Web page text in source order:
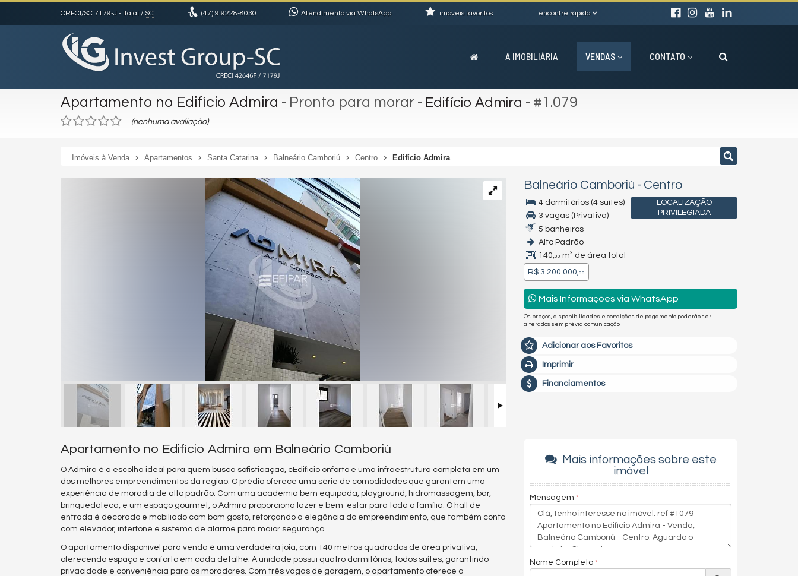
CRECI/SC 7179-J - Itajaí / SC (47) 9.9228-8030 Atendimento via WhatsApp encontre rápido
imóveis favoritos
A IMOBILIÁRIA VENDAS CONTATO
Apartamento no Edifício Admira - Pronto para morar - Edifício Admira - #1.079
(nenhuma avaliação)
Imóveis à Venda Apartamentos Santa Catarina Balneário Camboriú Centro Edifício Admira
Balneário Camboriú - Centro
LOCALIZAÇÃO
PRIVILEGIADA
4 dormitórios (4 suítes)
3 vagas (Privativa)
5 banheiros
Alto Padrão
140,00 m² de área total
R$ 3.200.000,00
Mais Informações via WhatsApp
Os preços, disponibilidades e condições de pagamento poderão ser
alterados sem prévia comunicação.
Adicionar aos Favoritos
Imprimir
Financiamentos
Apartamento no Edifício Admira em Balneário Camboriú
O Admira é a escolha ideal para quem busca sofisticação, cEdifício onforto e uma infraestrutura completa em um
dos melhores empreendimentos da região. O prédio oferece uma série de comodidades que garantem uma
experiência de moradia de alto padrão. Com uma academia bem equipada, playground, hidromassagem, bar,
brinquedoteca, e um espaço gourmet, o Admira proporciona lazer e bem-estar para toda a família. O hall de
entrada é decorado e mobiliado com bom gosto, reforçando a elegância do empreendimento, que também conta
com elevador, interfone e sistema de alarme para maior segurança.
O apartamento disponível para venda é uma verdadeira joia, com 140 metros quadrados de área privativa,
oferecendo espaço e conforto em cada detalhe. A unidade possui quatro dormitórios, todos suítes, garantindo
privacidade e conveniência para os moradores. Com três vagas de garagem, o apartamento oferece a
Mais informações sobre este
imóvel
Mensagem
Nome Completo